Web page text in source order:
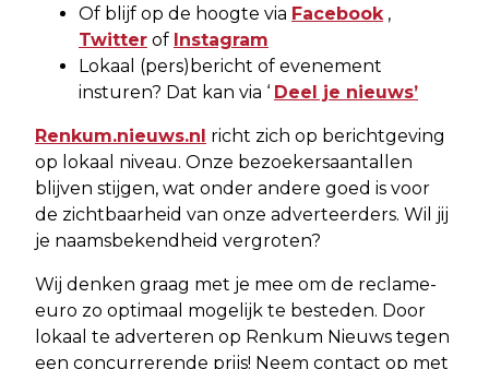
Of blijf op de hoogte via Facebook ,
Twitter of Instagram
Lokaal (pers)bericht of evenement
insturen? Dat kan via ‘ Deel je nieuws’
Renkum.nieuws.nl richt zich op berichtgeving
op lokaal niveau. Onze bezoekersaantallen
blijven stijgen, wat onder andere goed is voor
de zichtbaarheid van onze adverteerders. Wil jij
je naamsbekendheid vergroten?
Wij denken graag met je mee om de reclame-
euro zo optimaal mogelijk te besteden. Door
lokaal te adverteren op Renkum Nieuws tegen
een concurrerende prijs! Neem contact op met